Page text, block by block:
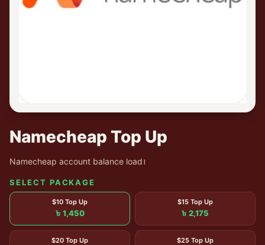
Namecheap Top Up
Namecheap account balance load।
SELECT PACKAGE
$10 Top Up
৳ 1,450
$15 Top Up
৳ 2,175
$20 Top Up $25 Top Up